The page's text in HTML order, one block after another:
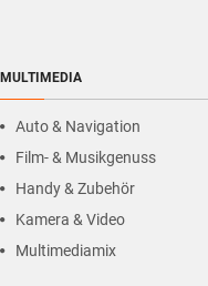
MULTIMEDIA
Auto & Navigation
Film- & Musikgenuss
Handy & Zubehör
Kamera & Video
Multimediamix